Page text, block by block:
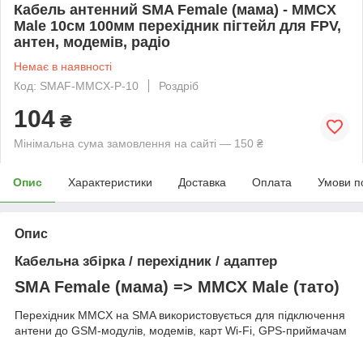
Кабель антенний SMA Female (мама) - MMCX
Male 10см 100мм перехідник пігтейл для FPV,
антен, модемів, радіо
Немає в наявності
Код: SMAF-MMCX-P-10
Роздріб
104 ₴
Мінімальна сума замовлення на сайті — 150 ₴
Опис Характеристики Доставка Оплата Умови
Опис
Кабельна збірка / перехідник / адаптер
SMA Female (мама) => MMCX Male (тато)
Перехідник MMCX на SMA використовується для підключення
антени до GSM-модулів, модемів, карт Wi-Fi, GPS-приймачам